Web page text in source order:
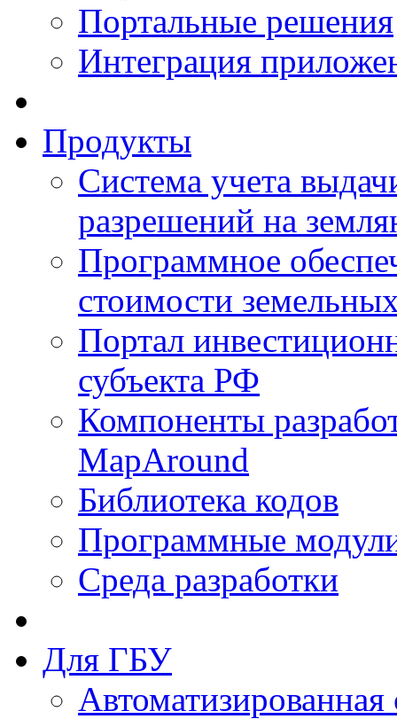
Портальные решения
Интеграция
Продукты
Система учета
разрешений на
Программное
стоимости
Портал
субъекта РФ
Компоненты
MapAround
Библиотека кодов
Программные
Среда разработки
Для ГБУ